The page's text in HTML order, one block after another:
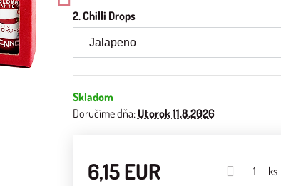
2. Chilli Drops
Skladom
Doručíme dňa: Utorok11.8.2026
6,15 EUR ks